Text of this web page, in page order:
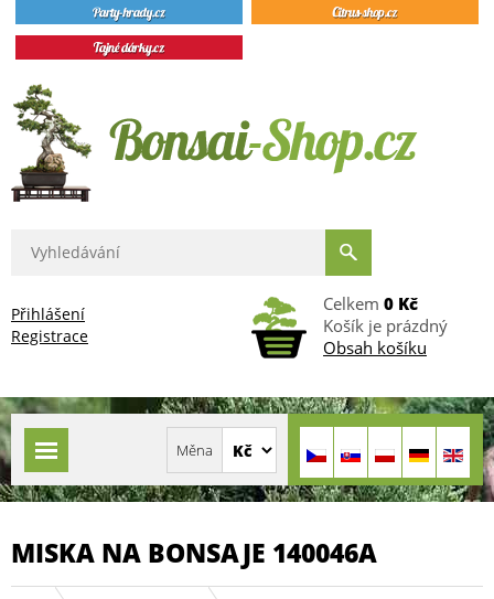
Přihlášení
Registrace
Celkem 0 Kč
Košík je prázdný
Obsah košíku
MISKA NA BONSAJE 140046A